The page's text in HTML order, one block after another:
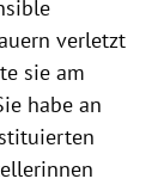
verletzt
sie am
habe an